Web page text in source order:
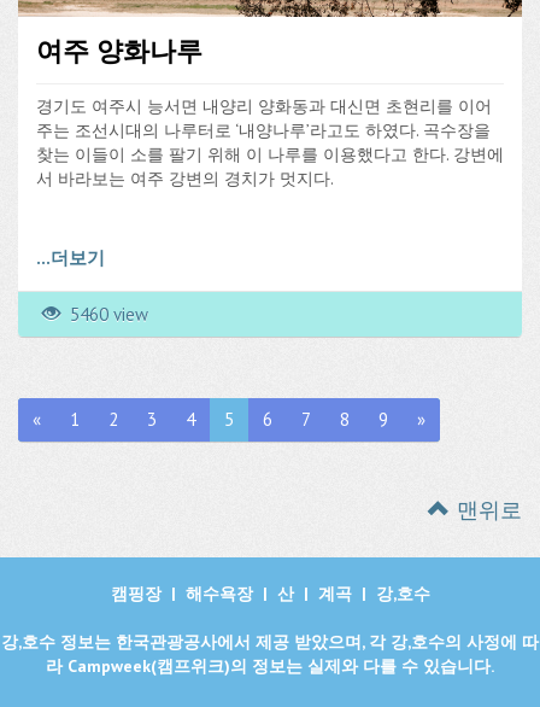
여주 양화나루
경기도 여주시 능서면 내양리 양화동과 대신면 초현리를 이어
주는 조선시대의 나루터로 ‘내양나루’라고도 하였다. 곡수장을
찾는 이들이 소를 팔기 위해 이 나루를 이용했다고 한다. 강변에
서 바라보는 여주 강변의 경치가 멋지다.
...더보기
5460 view
« 1 2 3 4 5 6 7 8 9 »
맨위로
캠핑장| 해수욕장| 산| 계곡| 강,호수
강,호수 정보는 한국관광공사에서 제공 받았으며, 각 강,호수의 사정에 따
라 Campweek(캠프위크)의 정보는 실제와 다를 수 있습니다.